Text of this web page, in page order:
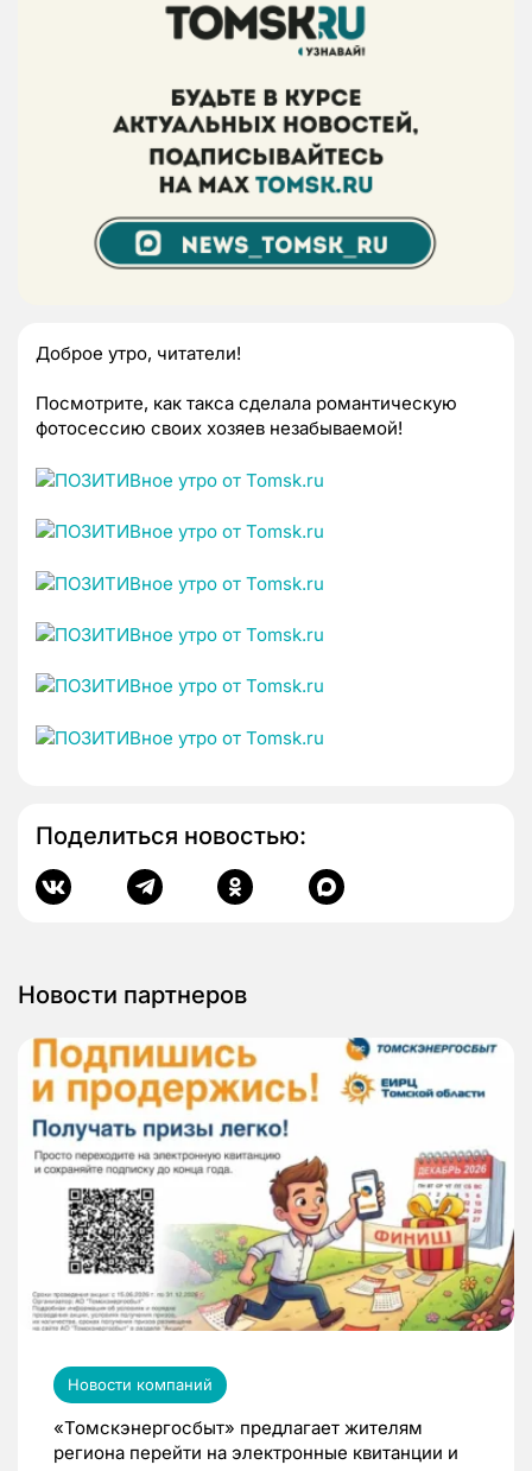
Доброе утро, читатели!
Посмотрите, как такса сделала романтическую
фотосессию своих хозяев незабываемой!
Поделиться новостью:
Новости партнеров
Новости компаний
«Томскэнергосбыт» предлагает жителям
региона перейти на электронные квитанции и